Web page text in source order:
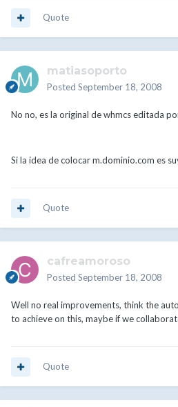
Quote
matiasoporto
Posted September 18, 2008
No no, es la original de whmcs editada
Si la idea de colocar m.dominio.com es
Quote
cafreamoroso
Posted September 18, 2008
Well no real improvements, think the
to achieve on this, maybe if we
Quote